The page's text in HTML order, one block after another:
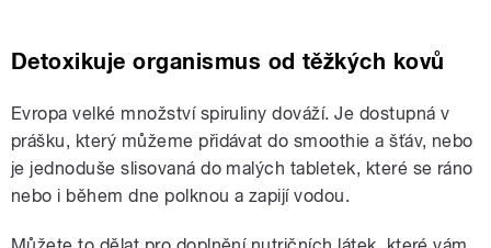
Detoxikuje organismus od těžkých kovů
Evropa velké množství spiruliny dováží. Je dostupná v
prášku, který můžeme přidávat do smoothie a šťáv, nebo
je jednoduše slisovaná do malých tabletek, které se ráno
nebo i během dne polknou a zapijí vodou.